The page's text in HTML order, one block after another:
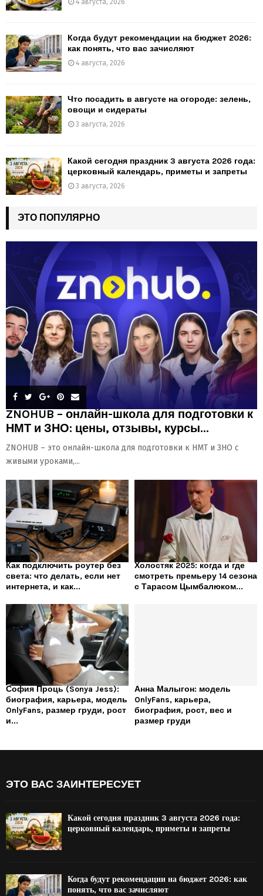
Когда будут рекомендации на бюджет 2026:
как понять, что вас зачисляют
4 августа, 2026
Что посадить в августе на огороде: зелень,
овощи и сидераты
3 августа, 2026
Какой сегодня праздник 3 августа 2026 года:
церковный календарь, приметы и запреты
3 августа, 2026
ЭТО ПОПУЛЯРНО
ZNOHUB – онлайн-школа для подготовки к
НМТ и ЗНО: цены, отзывы, курсы...
ZNOHUB – это онлайн-школа для подготовки к НМТ и ЗНО с
живыми уроками,...
Как подключить роутер без
света: что делать, если нет
интернета, и как...
Холостяк 2025: когда и где
смотреть премьеру 14 сезона
с Тарасом Цымбалюком...
София Проць (Sonya Jess):
биография, карьера, модель
OnlyFans, размер груди, рост
и...
Анна Малыгон: модель
OnlyFans, карьера,
биография, рост, вес и
размер груди
ЭТО ВАС ЗАИНТЕРЕСУЕТ
Какой сегодня праздник 3 августа 2026 года:
церковный календарь, приметы и запреты
Когда будут рекомендации на бюджет 2026: как
понять, что вас зачисляют